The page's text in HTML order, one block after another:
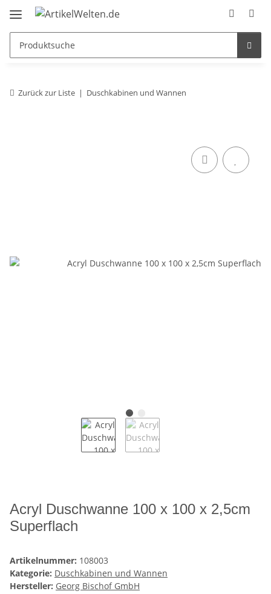
Zurück zur Liste Duschkabinen und Wannen
Acryl Duschwanne 100 x 100 x 2,5cm
Superflach
Artikelnummer: 108003
Kategorie: Duschkabinen und Wannen
Hersteller: Georg Bischof GmbH